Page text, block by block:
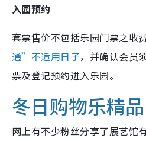
入园预约
套票售价不包括乐园门票之收
通”不适用日子，并确认会员
票及登记预约进入乐园。
冬日购物乐精品
网上有不少粉丝分享了展艺馆